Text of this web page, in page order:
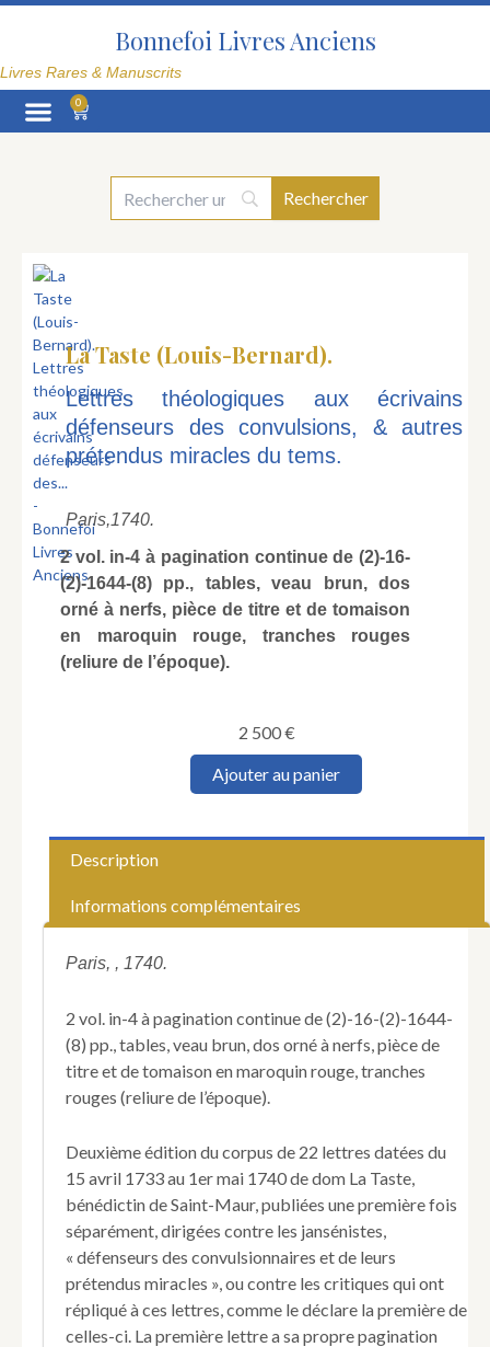
Aller
Bonnefoi Livres Anciens
Livres Rares & Manuscrits
0
Panier
La Taste (Louis-Bernard).
Lettres théologiques aux écrivains
défenseurs des convulsions, & autres
prétendus miracles du tems.
Paris,1740.
2 vol. in-4 à pagination continue de (2)-16-
(2)-1644-(8) pp., tables, veau brun, dos
orné à nerfs, pièce de titre et de tomaison
en maroquin rouge, tranches rouges
(reliure de l’époque).
2 500€
quantité
Lettres
théologiques
convulsions,
&
autres
prétendus
tems.
Ajouter au panier
Description
Informations complémentaires
Paris, , 1740.
2 vol. in-4 à pagination continue de (2)-16-(2)-1644-
(8) pp., tables, veau brun, dos orné à nerfs, pièce de
titre et de tomaison en maroquin rouge, tranches
rouges (reliure de l’époque).
Deuxième édition du corpus de 22 lettres datées du
15 avril 1733 au 1er mai 1740 de dom La Taste,
bénédictin de Saint-Maur, publiées une première fois
séparément, dirigées contre les jansénistes,
« défenseurs des convulsionnaires et de leurs
prétendus miracles », ou contre les critiques qui ont
répliqué à ces lettres, comme le déclare la première de
celles-ci. La première lettre a sa propre pagination